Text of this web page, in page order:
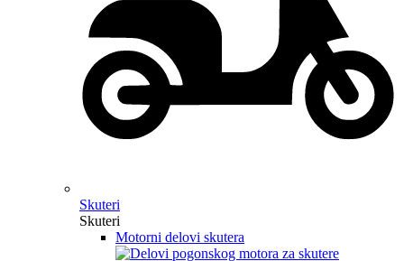
Skuteri
Skuteri
Motorni delovi skutera